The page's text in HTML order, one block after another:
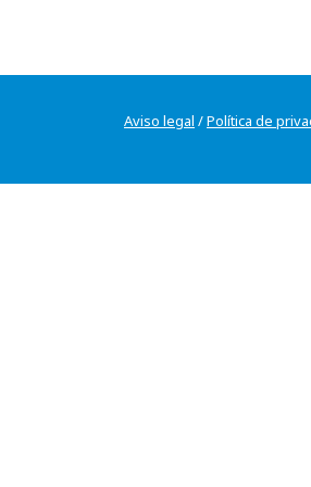
Aviso legal /Política de